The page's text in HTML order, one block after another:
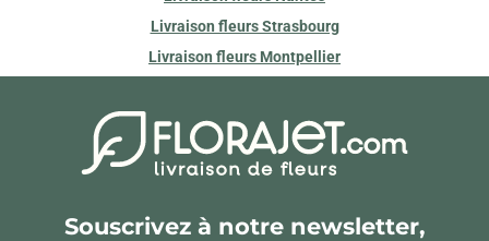
Livraison fleurs Strasbourg
Livraison fleurs Montpellier
Souscrivez à notre newsletter,